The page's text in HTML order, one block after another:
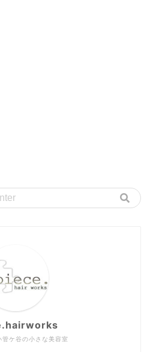
管ケ谷の小さな美容室